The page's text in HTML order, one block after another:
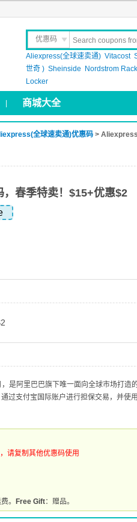
优惠码
晒 单
Aliexpress(全球速卖通) Vitacost
世奇 ) Sheinside Nordstrom Rack
Locker
商城大全
全球速卖通)优惠码 > Aliexpress
春季特卖！$15+优惠$2
是阿里巴巴旗下唯一面向全球市场打造
过支付宝国际账户进行担保交易，并使
请复制其他优惠码使用
。 Free Gift：赠品。